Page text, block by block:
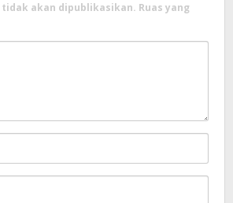
tidak akan dipublikasikan. Ruas yang